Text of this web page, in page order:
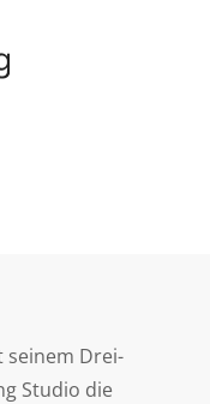
seinem Drei-
Studio die